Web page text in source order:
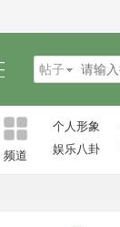
帖子
频道
个人形象
娱乐八卦